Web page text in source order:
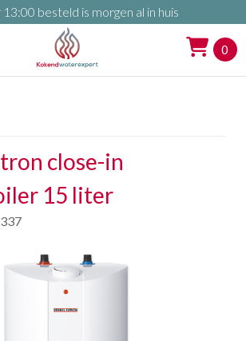
besteld is morgen al in huis
0
close-in
15 liter